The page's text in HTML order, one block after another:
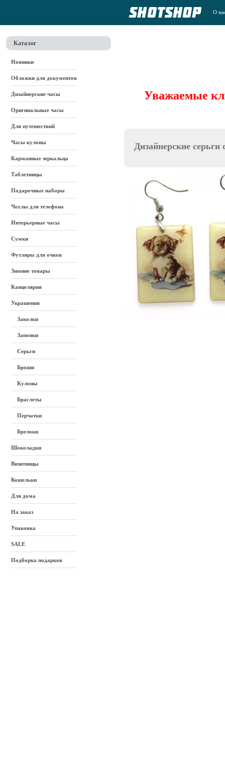
О
Каталог
Новинки
Обложки для документов
Дизайнерские часы
Оригинальные часы
Для путешествий
Часы кулоны
Карманные зеркальца
Таблетницы
Подарочные наборы
Чехлы для телефона
Интерьерные часы
Сумки
Футляры для очков
Зимние товары
Канцелярия
Украшения
Заколки
Запонки
Серьги
Броши
Кулоны
Браслеты
Перчатки
Брелоки
Шоколадки
Визитницы
Кошельки
Для дома
На заказ
Упаковка
SALE
Подборка подарков
Уважаемые
Дизайнерские